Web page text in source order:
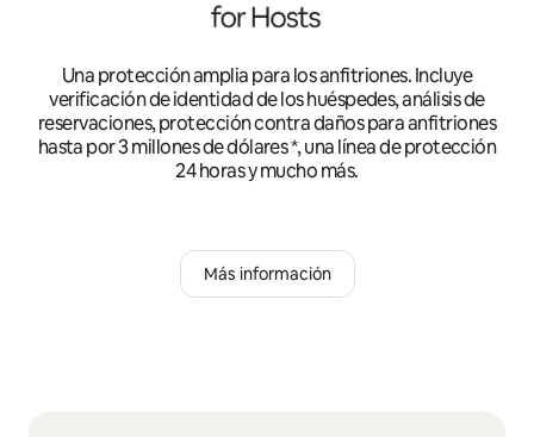
Una protección amplia para los anfitriones. Incluye
verificación de identidad de los huéspedes, análisis de
reservaciones, protección contra daños para anfitriones
hasta por 3 millones de dólares *, una línea de protección
24 horas y mucho más.
Más información